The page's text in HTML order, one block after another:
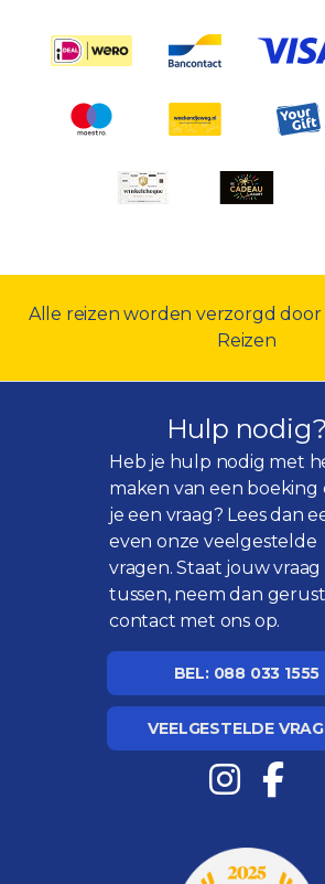
Alle reizen worden verzorgd door
Reizen
Hulp nodig?
Heb je hulp nodig met
maken van een boeking
je een vraag? Lees dan
even onzeveelgestelde
vragen. Staat jouw
tussen, neem dan gerust
contact met ons op.
BEL: 088 033 1555
VEELGESTELDE